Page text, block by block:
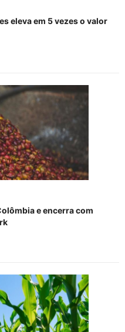
eleva em 5 vezes o valor
e encerra com